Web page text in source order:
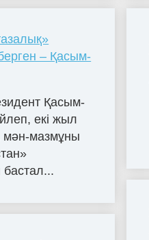
– Қасым-
Қасым-
екі жыл
мазмұны